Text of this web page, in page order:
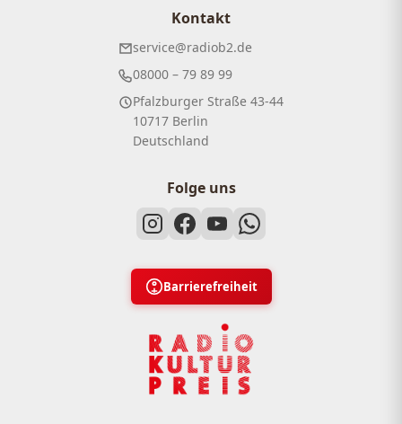
Kontakt
service@radiob2.de
08000 – 79 89 99
Pfalzburger Straße 43-44
10717 Berlin
Deutschland
Folge uns
Barrierefreiheit